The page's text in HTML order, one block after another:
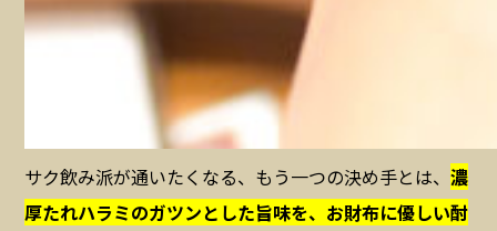
サク飲み派が通いたくなる、もう一つの決め手とは、濃
厚たれハラミのガツンとした旨味を、お財布に優しい酎